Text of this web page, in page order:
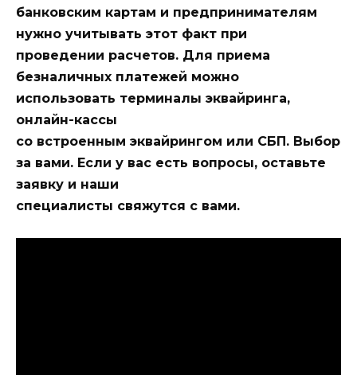
банковским картам и предпринимателям
нужно учитывать этот факт при
проведении расчетов. Для приема
безналичных платежей можно
использовать терминалы эквайринга,
онлайн-кассы
со встроенным эквайрингом или СБП. Выбор
за вами. Если у вас есть вопросы, оставьте
заявку и наши
специалисты свяжутся с вами.